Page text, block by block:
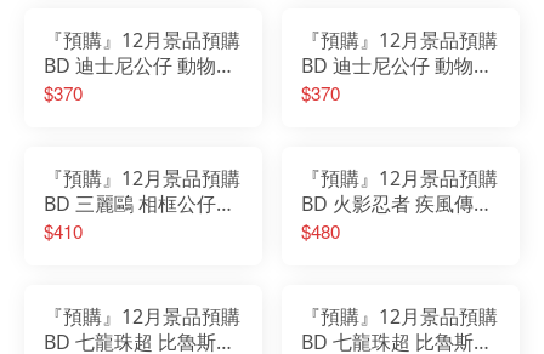
『預購』12月景品預購
BD 迪士尼公仔 動物方
城市2 Zootopia 2 狐狸
$370
『預購』12月景品預購
BD 迪士尼公仔 動物方
城市2 Zootopia 2 兔子
$370
『預購』12月景品預購
BD 三麗鷗 相框公仔
Hello Kitty
$410
『預購』12月景品預購
BD 火影忍者 疾風傳
VIBRATION STARS 漩
$480
『預購』12月景品預購
BD 七龍珠超 比魯斯篇
『預購』12月景品預購
BD 七龍珠超 比魯斯篇